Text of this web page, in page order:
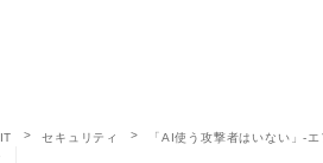
セキュリティ 「AI使う攻撃者はいない」-